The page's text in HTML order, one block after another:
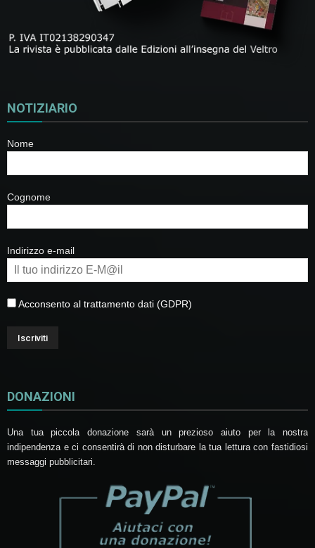
NOTIZIARIO
Nome
Cognome
Indirizzo e-mail
Acconsento al trattamento dati (GDPR)
DONAZIONI
Una tua piccola donazione sarà un prezioso aiuto per la nostra
indipendenza e ci consentirà di non disturbare la tua lettura con fastidiosi
messaggi pubblicitari.